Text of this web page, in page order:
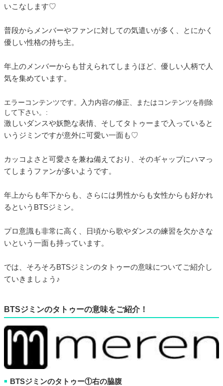
いこなします♡
普段からメンバーやファンに対しての気遣いが多く、とにかく
優しい性格の持ち主。
年上のメンバーからも甘えられてしまうほど、優しい人柄で人
気を集めています。
エラーコンテンツです。入力内容の修正、またはコンテンツを削除
して下さい。:
激しいダンスや妖艶な表情、そしてタトゥーまで入っていると
いうジミンですが意外に可愛い一面も♡
カッコよさと可愛さを兼ね備えており、そのギャップにハマっ
てしまうファンが多いようです。
年上からも年下からも、さらには男性からも女性からも好かれ
るというBTSジミン。
プロ意識も非常に高く、日頃から歌やダンスの練習を欠かさな
いという一面も持っています。
では、そろそろBTSジミンのタトゥーの意味についてご紹介し
ていきましょう♪
BTSジミンのタトゥーの意味をご紹介！
■ BTSジミンのタトゥー①右の脇腹